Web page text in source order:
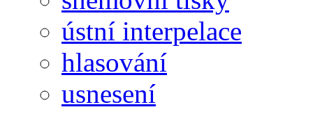
ústní interpelace
hlasování
usnesení